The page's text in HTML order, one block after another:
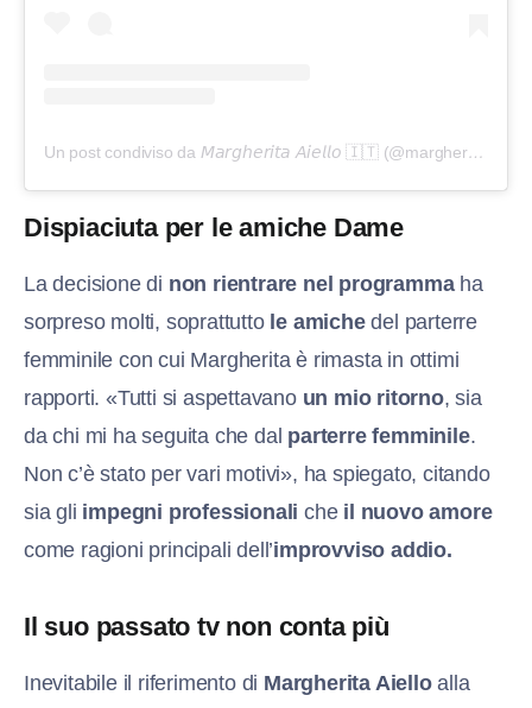
Un post condiviso da 𝘔𝘢𝘳𝘨𝘩𝘦𝘳𝘪𝘵𝘢 𝘈𝘪𝘦𝘭𝘭𝘰 🇮🇹 (@margheryta_aiello_official)
Dispiaciuta per le amiche Dame
La decisione di non rientrare nel programmaha
sorpreso molti, soprattutto le amichedel parterre
femminile con cui Margherita è rimasta in ottimi
rapporti. «Tutti si aspettavano un mio ritorno, sia
da chi mi ha seguita che dal parterre femminile.
Non c’è stato per vari motivi», ha spiegato, citando
sia gli impegni professionali che il nuovo amore
come ragioni principali dell’improvviso addio.
Il suo passato tv non conta più
Inevitabile il riferimento di Margherita Aielloalla